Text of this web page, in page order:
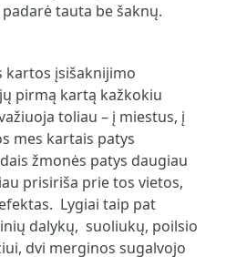
tauta be šaknų.
kartos įsišaknijimo
pirmą kartą kažkokiu
toliau – į miestus, į
mes kartais patys
žmonės patys daugiau
prisiriša prie tos vietos,
Lygiai taip pat
dalykų, suoliukų, poilsio
dvi merginos sugalvojo